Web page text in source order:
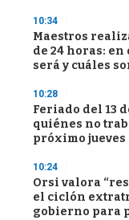
10:34
Maestros
de 24 horas: en
será y cuáles
10:28
Feriado del 13
quiénes no
próximo jueves
10:24
Orsi valora
el ciclón
gobierno para